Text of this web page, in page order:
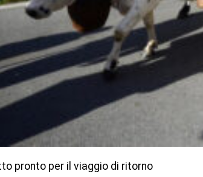
pronto per il viaggio di ritorno